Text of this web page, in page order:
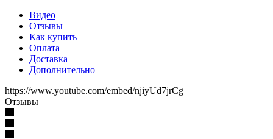
Видео
Отзывы
Как купить
Оплата
Доставка
Дополнительно
https://www.youtube.com/embed/njiyUd7jrCg
Отзывы